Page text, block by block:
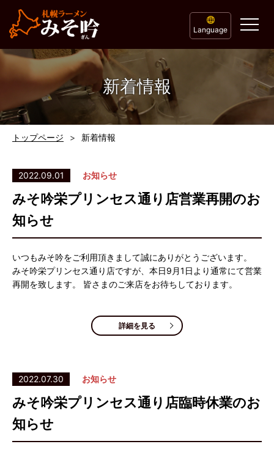
Language
新着情報
トップページ 新着情報
2022.09.01 お知らせ
みそ吟栄プリンセス通り店営業再開のお
知らせ
いつもみそ吟をご利用頂きまして誠にありがとうございます。
みそ吟栄プリンセス通り店ですが、本日9月1日より通常にて営業
再開を致します。 皆さまのご来店をお待ちしております。
詳細を見る
2022.07.30 お知らせ
みそ吟栄プリンセス通り店臨時休業のお
知らせ